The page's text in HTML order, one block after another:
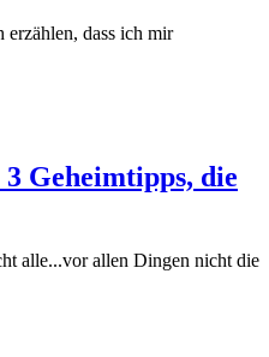
dass ich mir
Geheimtipps, die
alle...vor allen Dingen nicht die